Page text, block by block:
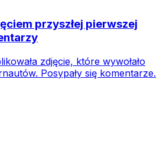
przyszłej pierwszej
zdjęcie, które wywołało
Posypały się komentarze.